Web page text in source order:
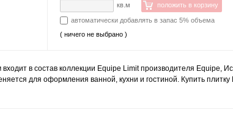
кв.м
положить в корзину
автоматически добавлять в запас 5% объема
( ничего не выбрано )
в состав коллекции Equipe Limit производителя Equipe,
для оформления ванной, кухни и гостиной. Купить